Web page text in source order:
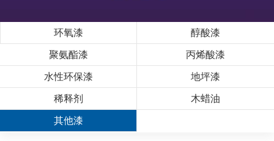
环氧漆 醇酸漆
聚氨酯漆 丙烯酸漆
水性环保漆 地坪漆
稀释剂 木蜡油
其他漆